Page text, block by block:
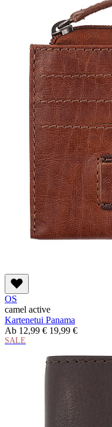
OS
camel active
Kartenetui Panama
Ab 12,99 € 19,99 €
SALE